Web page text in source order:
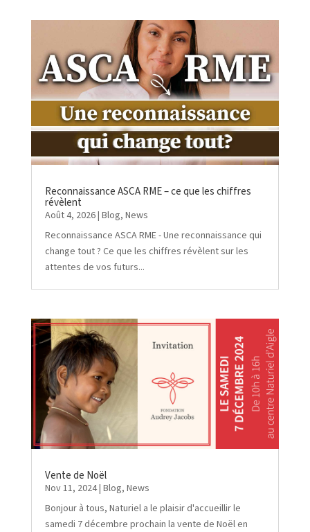
Reconnaissance ASCA RME – ce que les chiffres
révèlent
Août 4, 2026| Blog, News
Reconnaissance ASCA RME - Une reconnaissance qui
change tout ? Ce que les chiffres révèlent sur les
attentes de vos futurs...
Vente de Noël
Nov 11, 2024| Blog, News
Bonjour à tous, Naturiel a le plaisir d'accueillir le
samedi 7 décembre prochain la vente de Noël en